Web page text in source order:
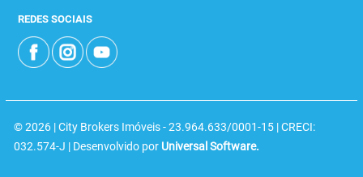
REDES SOCIAIS
© 2026 | City Brokers Imóveis - 23.964.633/0001-15 | CRECI:
032.574-J | Desenvolvido por Universal Software.